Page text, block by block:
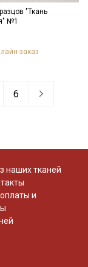
"Ткань
№1
заказ
6
наших тканей
и